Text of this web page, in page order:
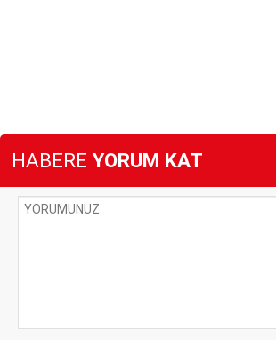
HABERE YORUM KAT